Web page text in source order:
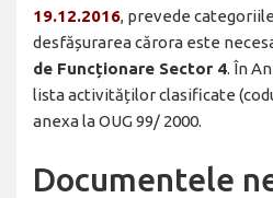
19.12.2016, prevede
desfășurarea cărora este
de Funcționare Sector 4. În
lista activităților clasificate
anexa la OUG 99/ 2000.
Documentele